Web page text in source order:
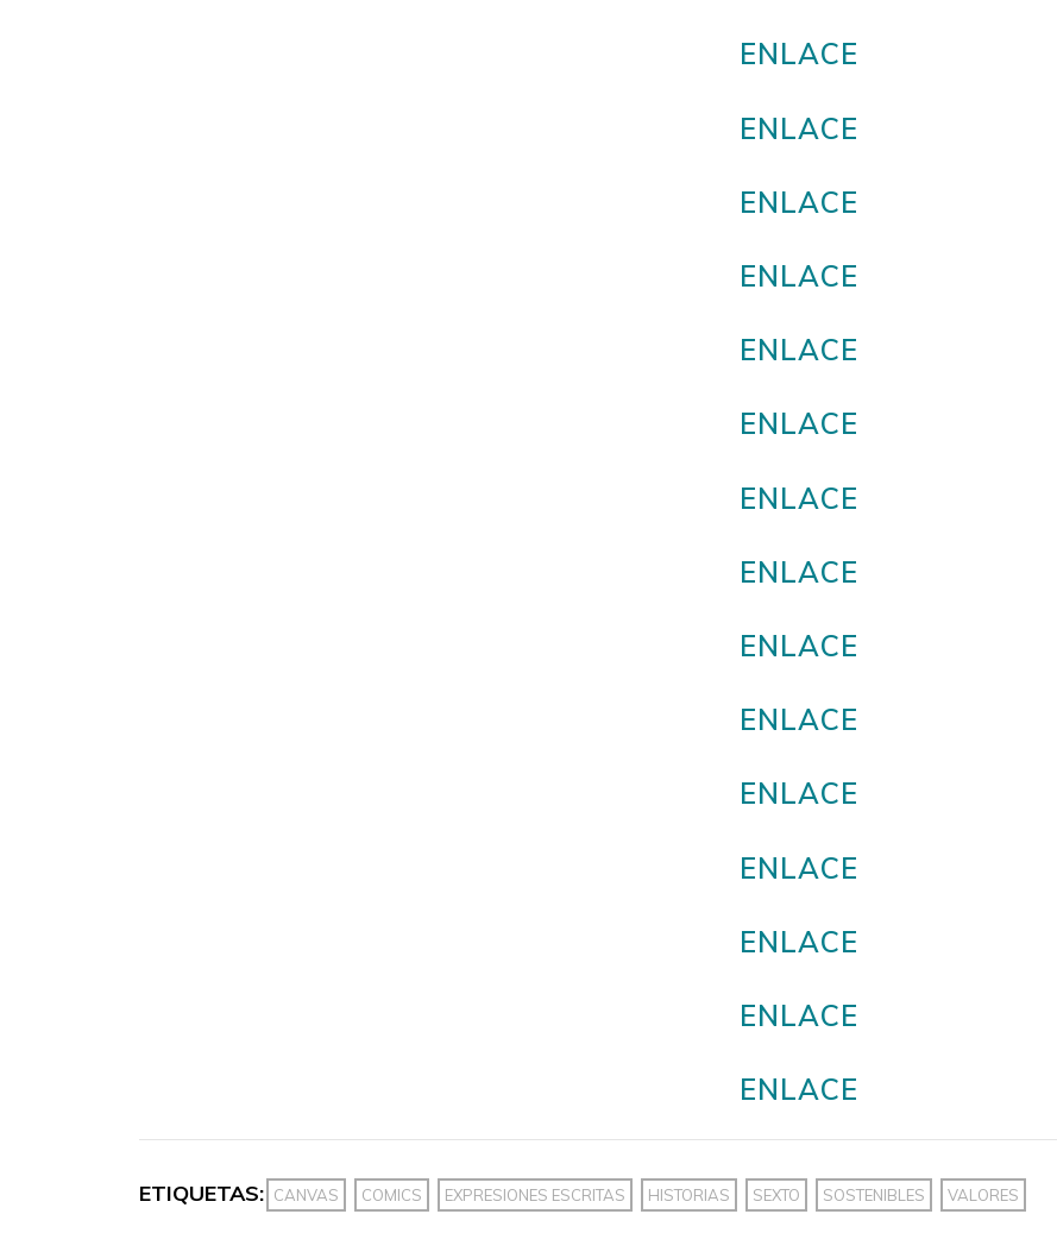
ENLACE
ENLACE
ENLACE
ENLACE
ENLACE
ENLACE
ENLACE
ENLACE
ENLACE
ENLACE
ENLACE
ENLACE
ENLACE
ENLACE
ENLACE
ETIQUETAS: CANVAS COMICS EXPRESIONES ESCRITAS HISTORIAS SEXTO SOSTENIBLES VALORES